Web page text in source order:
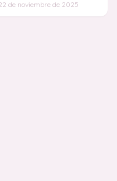
. Ins
de noviembre de 2025